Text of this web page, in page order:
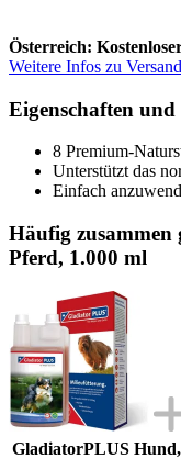
Österreich:
Weitere Infos zu
Eigenschaften und
8 Premium-
Unterstützt das
Einfach
Häufig
Pferd, 1.000 ml
GladiatorPLUS